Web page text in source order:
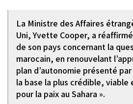
La Ministre des Affaires
Uni, Yvette Cooper, a
de son pays concernant la
marocain, en renouvelant
plan d’autonomie présenté
la base la plus crédible, viable
pour la paix au Sahara ».